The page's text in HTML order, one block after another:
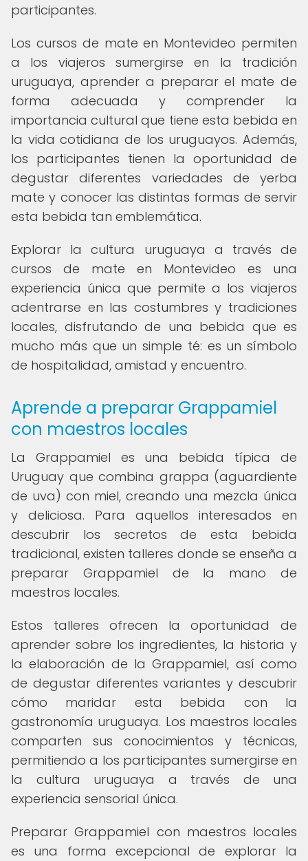
participantes.
Los cursos de mate en Montevideo permiten
a los viajeros sumergirse en la tradición
uruguaya, aprender a preparar el mate de
forma adecuada y comprender la
importancia cultural que tiene esta bebida en
la vida cotidiana de los uruguayos. Además,
los participantes tienen la oportunidad de
degustar diferentes variedades de yerba
mate y conocer las distintas formas de servir
esta bebida tan emblemática.
Explorar la cultura uruguaya a través de
cursos de mate en Montevideo es una
experiencia única que permite a los viajeros
adentrarse en las costumbres y tradiciones
locales, disfrutando de una bebida que es
mucho más que un simple té: es un símbolo
de hospitalidad, amistad y encuentro.
Aprende a preparar Grappamiel
con maestros locales
La Grappamiel es una bebida típica de
Uruguay que combina grappa (aguardiente
de uva) con miel, creando una mezcla única
y deliciosa. Para aquellos interesados en
descubrir los secretos de esta bebida
tradicional, existen talleres donde se enseña a
preparar Grappamiel de la mano de
maestros locales.
Estos talleres ofrecen la oportunidad de
aprender sobre los ingredientes, la historia y
la elaboración de la Grappamiel, así como
de degustar diferentes variantes y descubrir
cómo maridar esta bebida con la
gastronomía uruguaya. Los maestros locales
comparten sus conocimientos y técnicas,
permitiendo a los participantes sumergirse en
la cultura uruguaya a través de una
experiencia sensorial única.
Preparar Grappamiel con maestros locales
es una forma excepcional de explorar la